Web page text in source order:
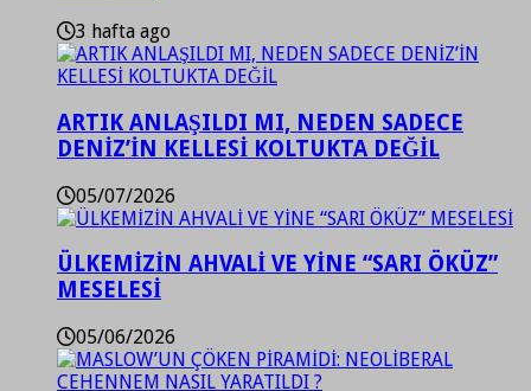
3 hafta ago
ARTIK ANLAŞILDI MI, NEDEN SADECE
DENİZ’İN KELLESİ KOLTUKTA DEĞİL
05/07/2026
ÜLKEMİZİN AHVALİ VE YİNE “SARI ÖKÜZ”
MESELESİ
05/06/2026